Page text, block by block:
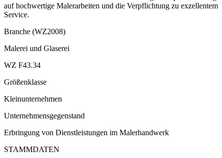
auf hochwertige Malerarbeiten und die Verpflichtung zu exzellentem
Service.
Branche (WZ2008)
Malerei und Glaserei
WZ F43.34
Größenklasse
Kleinunternehmen
Unternehmensgegenstand
Erbringung von Dienstleistungen im Malerhandwerk
STAMMDATEN